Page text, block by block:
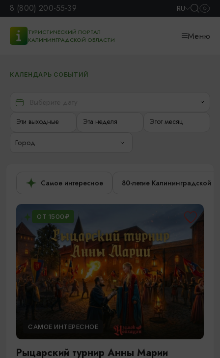
8 (800) 200-55-39 RU
ТУРИСТИЧЕСКИЙ ПОРТАЛ
КАЛИНИНГРАДСКОЙ ОБЛАСТИ
Меню
КАЛЕНДАРЬ СОБЫТИЙ
Эти выходные Эта неделя Этот месяц
Город
Самое интересное 80-летие Калининградской
ОТ 1500₽
САМОЕ ИНТЕРЕСНОЕ
Рыцарский турнир Анны Марии